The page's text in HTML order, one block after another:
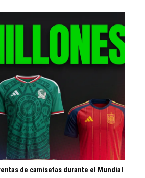
de camisetas durante el Mundial